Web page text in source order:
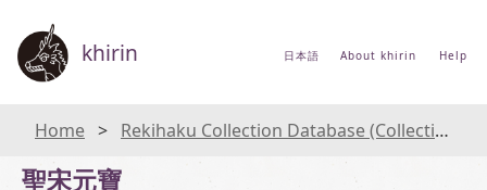
khirin 日本語 About khirin Help
Home Rekihaku Collection Database (Collections Database of the National Museum of Japanese History)
聖宋元寶